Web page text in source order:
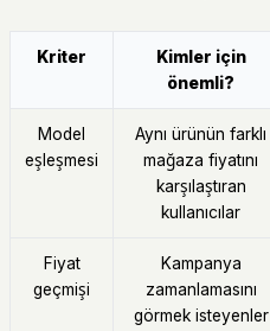
Kriter
Kimler için
önemli?
Model
eşleşmesi
Aynı ürünün farklı
mağaza fiyatını
karşılaştıran
kullanıcılar
Fiyat
geçmişi
Kampanya
zamanlamasını
görmek isteyenler